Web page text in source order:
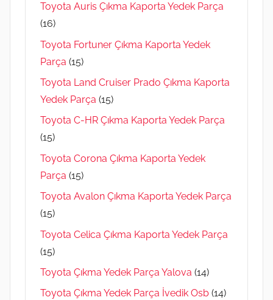
Toyota Auris Çıkma Kaporta Yedek Parça
(16)
Toyota Fortuner Çıkma Kaporta Yedek
Parça (15)
Toyota Land Cruiser Prado Çıkma Kaporta
Yedek Parça (15)
Toyota C-HR Çıkma Kaporta Yedek Parça
(15)
Toyota Corona Çıkma Kaporta Yedek
Parça (15)
Toyota Avalon Çıkma Kaporta Yedek Parça
(15)
Toyota Celica Çıkma Kaporta Yedek Parça
(15)
Toyota Çıkma Yedek Parça Yalova (14)
Toyota Çıkma Yedek Parça İvedik Osb (14)